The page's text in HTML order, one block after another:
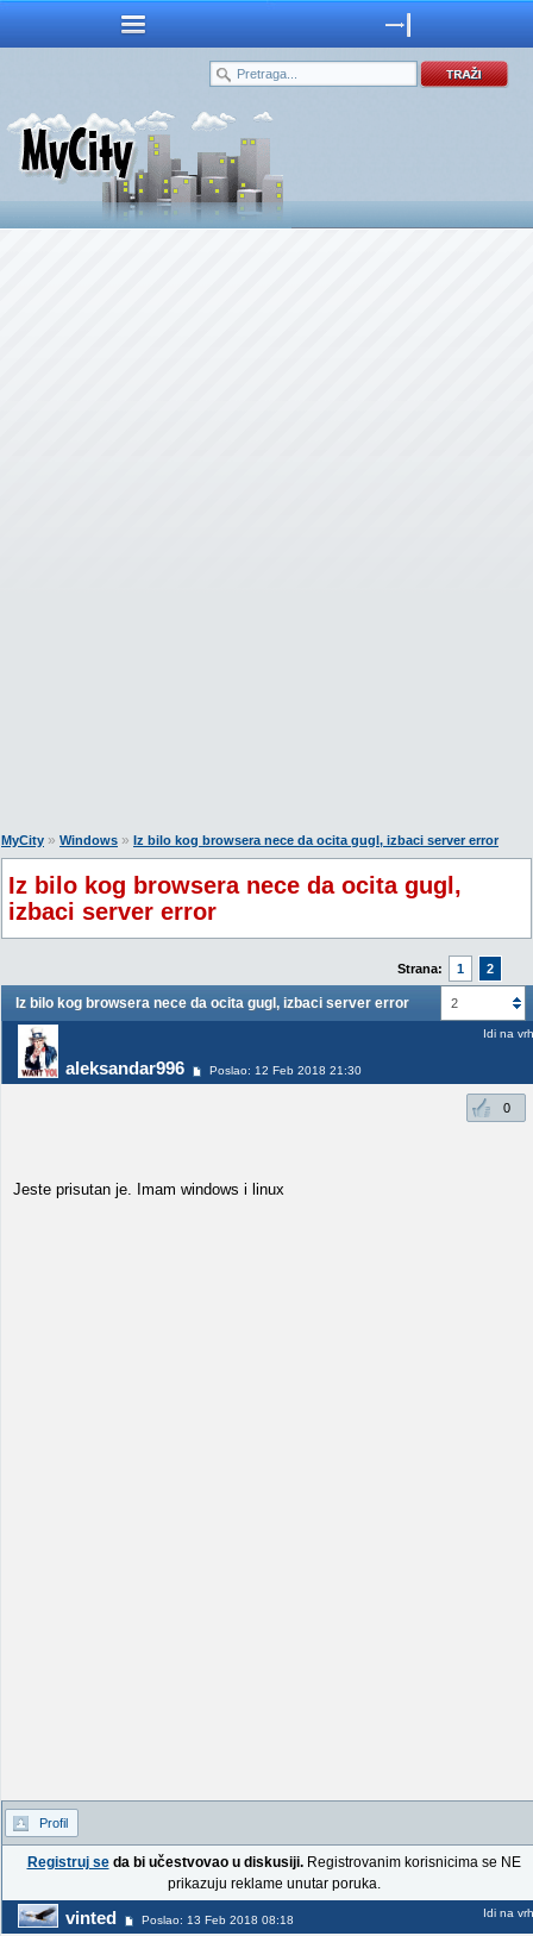
MyCity » Windows » Iz bilo kog browsera nece da ocita gugl, izbaci server error
Iz bilo kog browsera nece da ocita gugl,
izbaci server error
Strana: 1 2
2
Iz bilo kog browsera nece da ocita gugl, izbaci server error
aleksandar996 Poslao: 12 Feb 2018 21:30
Idi na vrh
0
Jeste prisutan je. Imam windows i linux
Profil
Registruj seda bi učestvovao u diskusiji.Registrovanim korisnicima se NE
prikazuju reklame unutar poruka.
vinted Poslao: 13 Feb 2018 08:18
Idi na vrh